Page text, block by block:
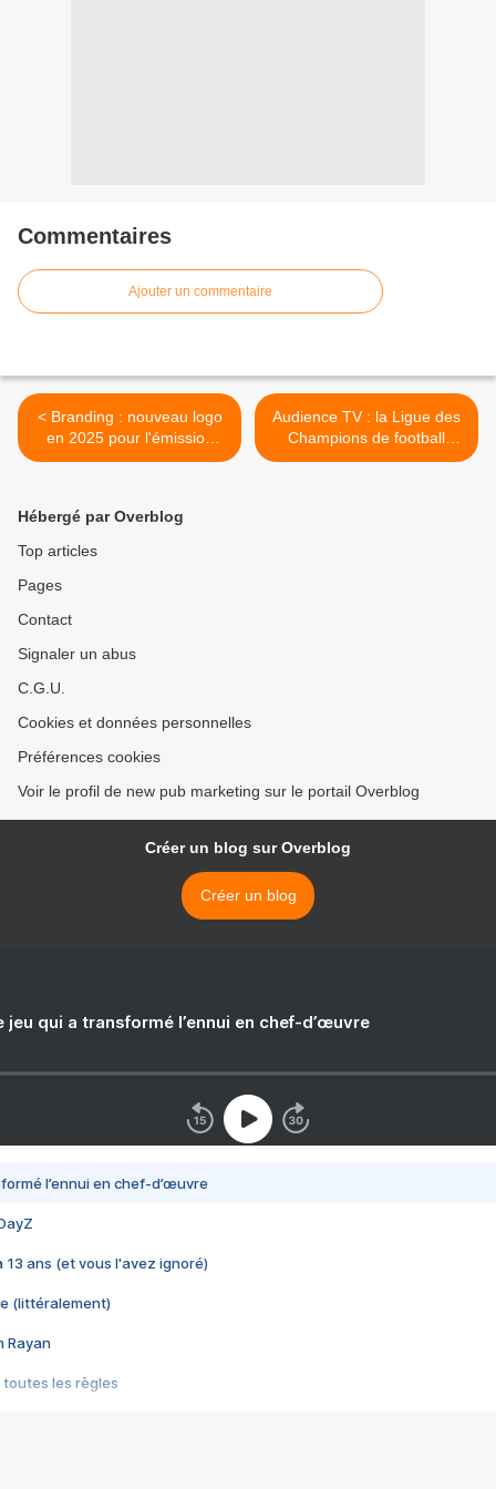
Commentaires
Ajouter un commentaire
< Branding : nouveau logo
en 2025 pour l'émission
INTERVILLES et sans les
Audience TV : la Ligue des
Champions de football
largement devant les autres
Hébergé par Overblog
Top articles
Pages
Contact
Signaler un abus
C.G.U.
Cookies et données personnelles
Préférences cookies
Voir le profil de new pub marketing sur le portail Overblog
Créer un blog sur Overblog
Créer un blog
jeu qui a transformé l’ennui en chef-d’œuvre
l’ennui en chef-d’œuvre
13 ans (et vous l'avez ignoré)
(littéralement)
Rayan
toutes les règles